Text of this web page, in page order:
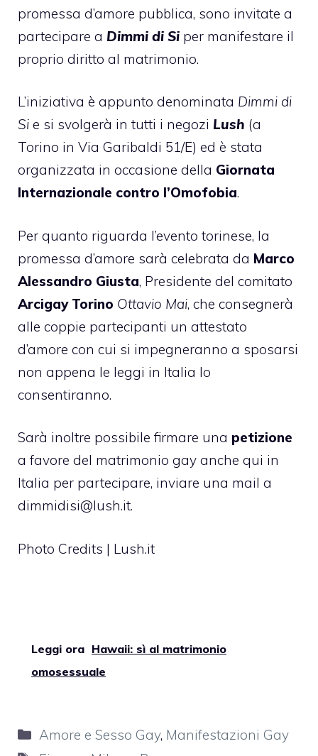
promessa d’amore pubblica, sono invitate a
partecipare a Dimmi di Si per manifestare il
proprio diritto al matrimonio.
L’iniziativa è appunto denominata Dimmi di
Si e si svolgerà in tutti i negozi Lush (a
Torino in Via Garibaldi 51/E) ed è stata
organizzata in occasione della Giornata
Internazionale contro l’Omofobia.
Per quanto riguarda l’evento torinese, la
promessa d’amore sarà celebrata da Marco
Alessandro Giusta, Presidente del comitato
Arcigay Torino Ottavio Mai, che consegnerà
alle coppie partecipanti un attestato
d’amore con cui si impegneranno a sposarsi
non appena le leggi in Italia lo
consentiranno.
Sarà inoltre possibile firmare una petizione
a favore del matrimonio gay anche qui in
Italia per partecipare, inviare una mail a
dimmidisi@lush.it.
Photo Credits | Lush.it
Leggi ora Hawaii: sì al matrimonio
omosessuale
Categorie
Amore e Sesso Gay, Manifestazioni Gay